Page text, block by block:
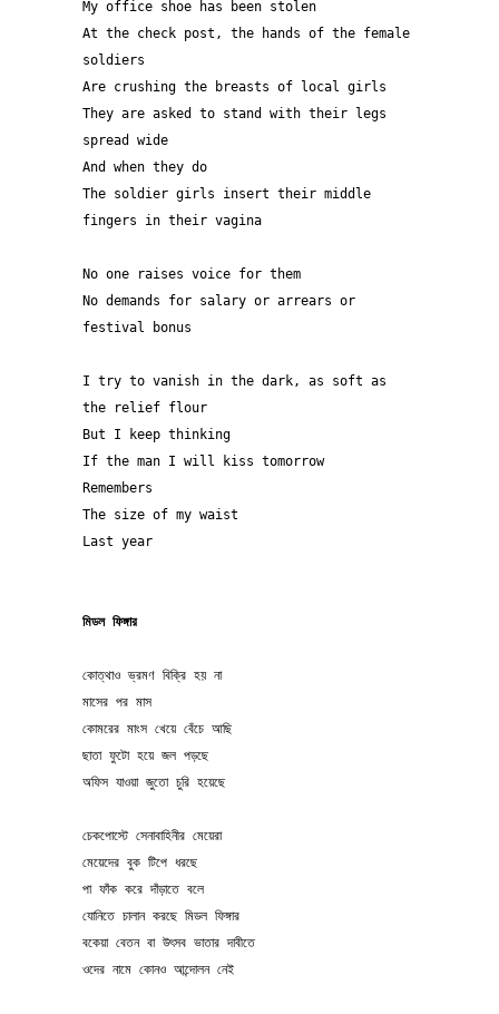
My office shoe has been stolen
At the check post, the hands of the female
soldiers
Are crushing the breasts of local girls
They are asked to stand with their legs
spread wide
And when they do
The soldier girls insert their middle
fingers in their vagina
No one raises voice for them
No demands for salary or arrears or
festival bonus
I try to vanish in the dark, as soft as
the relief flour
But I keep thinking
If the man I will kiss tomorrow
Remembers
The size of my waist
Last year
মিডল ফিঙ্গার
কোত্থাও ভ্রমণ বিক্রি হয় না
মাসের পর মাস
কোমরের মাংস খেয়ে বেঁচে আছি
ছাতা ফুটো হয়ে জল পড়ছে
অফিস যাওয়া জুতো চুরি হয়েছে
চেকপোস্টে সেনাবাহিনীর মেয়েরা
মেয়েদের বুক টিপে ধরছে
পা ফাঁক করে দাঁড়াতে বলে
যোনিতে চালান করছে মিডল ফিঙ্গার
বকেয়া বেতন বা উৎসব ভাতার দাবীতে
ওদের নামে কোনও আন্দোলন নেই